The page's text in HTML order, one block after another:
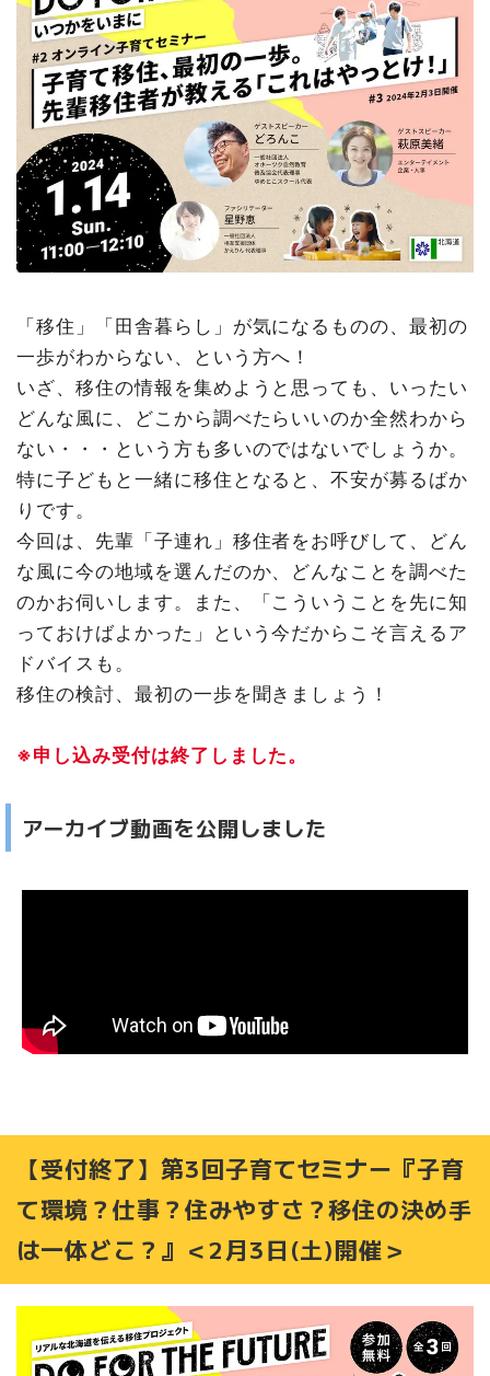
「移住」「田舎暮らし」が気になるものの、最初の
一歩がわからない、という方へ！
いざ、移住の情報を集めようと思っても、いったい
どんな風に、どこから調べたらいいのか全然わから
ない・・・という方も多いのではないでしょうか。
特に子どもと一緒に移住となると、不安が募るばか
りです。
今回は、先輩「子連れ」移住者をお呼びして、どん
な風に今の地域を選んだのか、どんなことを調べた
のかお伺いします。また、「こういうことを先に知
っておけばよかった」という今だからこそ言えるア
ドバイスも。
移住の検討、最初の一歩を聞きましょう！
※申し込み受付は終了しました。
アーカイブ動画を公開しました
【受付終了】第3回子育てセミナー『子育
て環境？仕事？住みやすさ？移住の決め手
は一体どこ？』＜2月3日(土)開催＞